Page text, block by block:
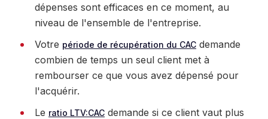
dépenses sont efficaces en ce moment, au
niveau de l'ensemble de l'entreprise.
Votre période de récupération du CAC demande
combien de temps un seul client met à
rembourser ce que vous avez dépensé pour
l'acquérir.
Le ratio LTV:CAC demande si ce client vaut plus